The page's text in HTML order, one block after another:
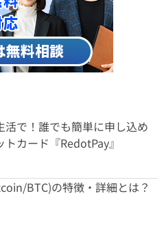
活で！誰でも簡単に申し込め
カード『RedotPay』
BTC)の特徴・詳細とは？